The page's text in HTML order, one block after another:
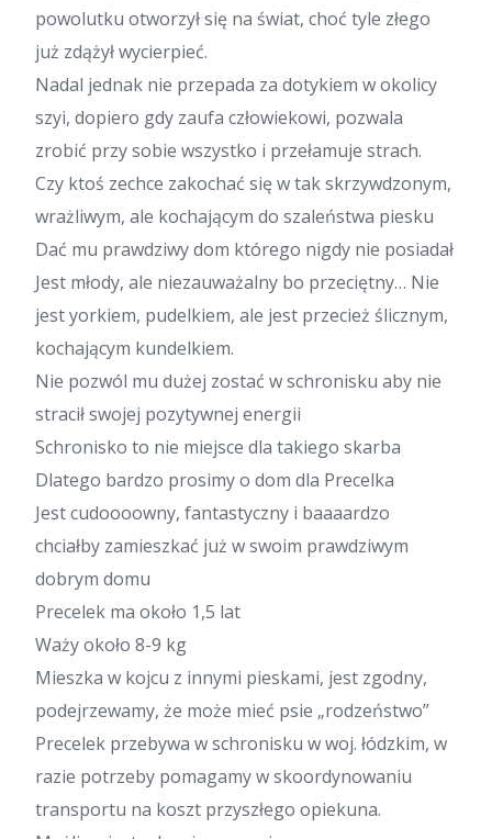
powolutku otworzył się na świat, choć tyle złego
już zdążył wycierpieć.
Nadal jednak nie przepada za dotykiem w okolicy
szyi, dopiero gdy zaufa człowiekowi, pozwala
zrobić przy sobie wszystko i przełamuje strach.
Czy ktoś zechce zakochać się w tak skrzywdzonym,
wrażliwym, ale kochającym do szaleństwa piesku
Dać mu prawdziwy dom którego nigdy nie posiadał
Jest młody, ale niezauważalny bo przeciętny… Nie
jest yorkiem, pudelkiem, ale jest przecież ślicznym,
kochającym kundelkiem.
Nie pozwól mu dużej zostać w schronisku aby nie
stracił swojej pozytywnej energii
Schronisko to nie miejsce dla takiego skarba
Dlatego bardzo prosimy o dom dla Precelka
Jest cudoooowny, fantastyczny i baaaardzo
chciałby zamieszkać już w swoim prawdziwym
dobrym domu
Precelek ma około 1,5 lat
Waży około 8-9 kg
Mieszka w kojcu z innymi pieskami, jest zgodny,
podejrzewamy, że może mieć psie „rodzeństwo”
Precelek przebywa w schronisku w woj. łódzkim, w
razie potrzeby pomagamy w skoordynowaniu
transportu na koszt przyszłego opiekuna.